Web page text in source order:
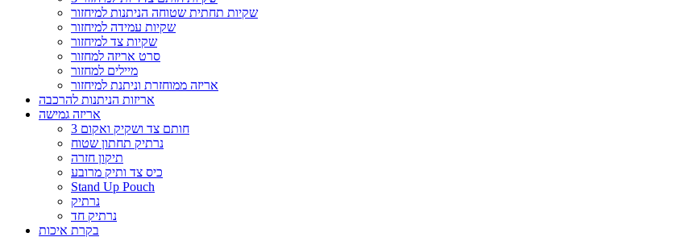
שקיות תחתית שטוחה הניתנות למיחזור
שקיות עמידה למיחזור
שקיות צד למיחזור
סרט אריזה למחזור
מיילים למחזור
אריזה ממוחזרת וניתנת למיחזור
אריזות הניתנות להרכבה
אריזה גמישה
3 חותם צד ושקיק ואקום
נרתיק תחתון שטוח
תיקון חזרה
כיס צד ותיק מרובע
Stand Up Pouch
נרתיק
נרתיק חד
בקרת איכות